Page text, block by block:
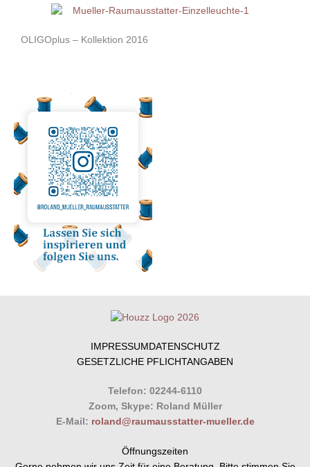
OLIGOplus – Kollektion 2016
IMPRESSUM DATENSCHUTZ
GESETZLICHE PFLICHTANGABEN
Telefon: 02244-6110
Zoom, Skype: Roland Müller
E-Mail: roland@raumausstatter-mueller.de
Öffnungszeiten